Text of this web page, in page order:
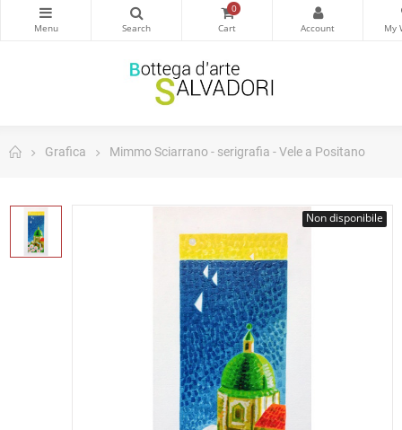
0
Grafica Mimmo Sciarrano - serigrafia - Vele a Positano
Non disponibile